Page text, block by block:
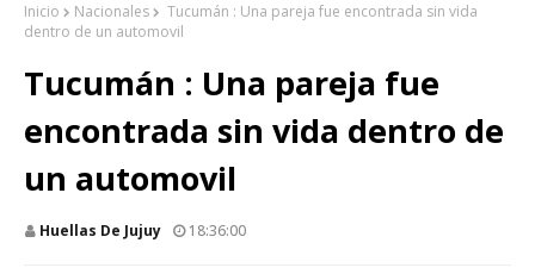
Inicio Nacionales
Tucumán : Una pareja fue encontrada sin vida
dentro de un automovil
Tucumán : Una pareja fue
encontrada sin vida dentro de
un automovil
Huellas De Jujuy 18:36:00